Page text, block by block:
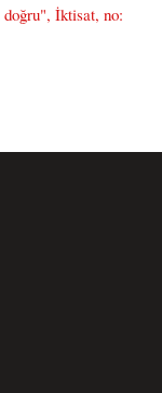
İktisat, no: